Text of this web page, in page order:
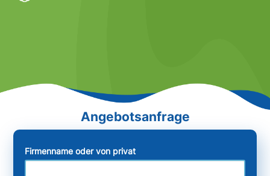
Firmenname oder von privat